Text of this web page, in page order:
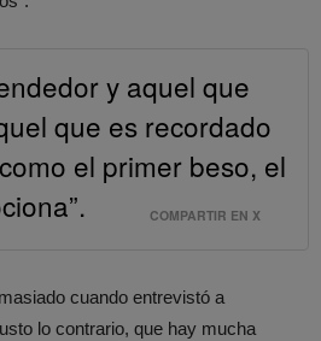
y aquel que
que es recordado
el primer beso, el
COMPARTIR EN X
cuando entrevistó a
lo contrario, que hay mucha